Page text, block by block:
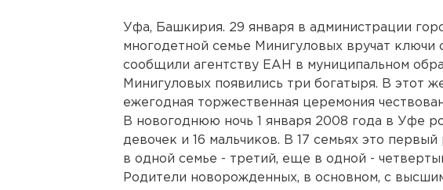
Уфа, Башкирия. 29 января в администрации
многодетной семье Минигуловых вручат ключи
сообщили агентству ЕАН в муниципальном
Минигуловых появились три богатыря. В этот
ежегодная торжественная церемония
В новогоднюю ночь 1 января 2008 года в Уфе
девочек и 16 мальчиков. В 17 семьях это
в одной семье - третий, еще в одной -
Родители новорожденных, в основном, с